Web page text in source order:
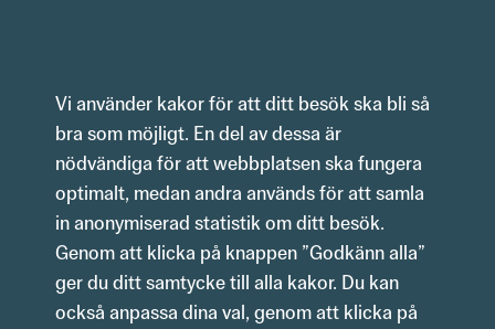
Vi använder kakor för att ditt besök ska bli så
bra som möjligt. En del av dessa är
nödvändiga för att webbplatsen ska fungera
optimalt, medan andra används för att samla
in anonymiserad statistik om ditt besök.
Genom att klicka på knappen ”Godkänn alla”
ger du ditt samtycke till alla kakor. Du kan
också anpassa dina val, genom att klicka på